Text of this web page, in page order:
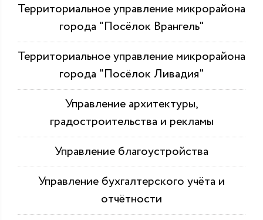
Территориальное управление микрорайона
города "Посёлок Врангель"
Территориальное управление микрорайона
города "Посёлок Ливадия"
Управление архитектуры,
градостроительства и рекламы
Управление благоустройства
Управление бухгалтерского учёта и
отчётности